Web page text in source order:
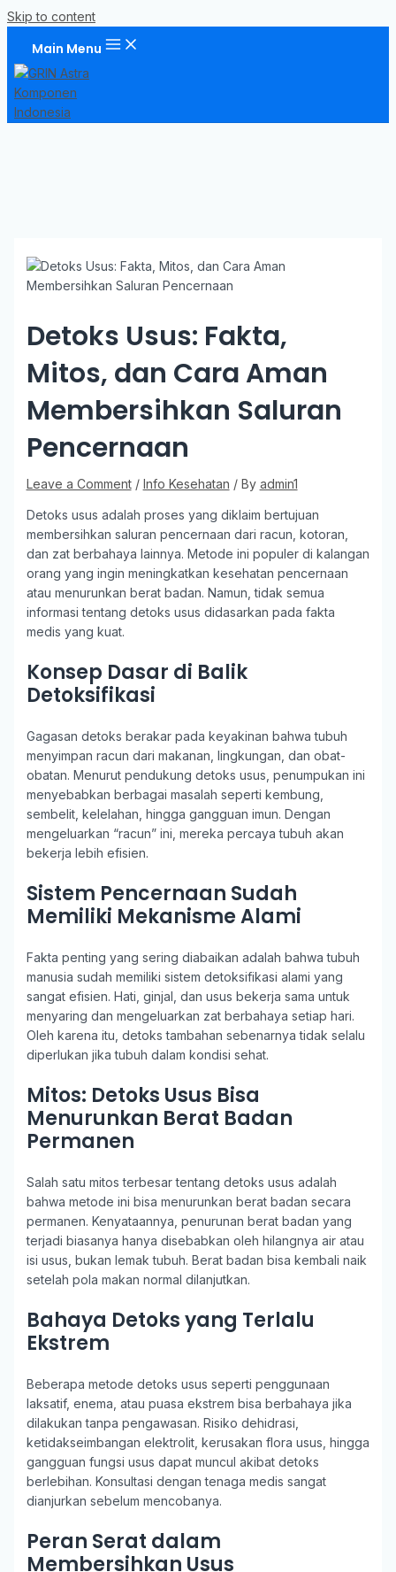
Skip to content
Main Menu
Detoks Usus: Fakta,
Mitos, dan Cara Aman
Membersihkan Saluran
Pencernaan
Leave a Comment / Info Kesehatan / By admin1
Detoks usus adalah proses yang diklaim bertujuan
membersihkan saluran pencernaan dari racun, kotoran,
dan zat berbahaya lainnya. Metode ini populer di kalangan
orang yang ingin meningkatkan kesehatan pencernaan
atau menurunkan berat badan. Namun, tidak semua
informasi tentang detoks usus didasarkan pada fakta
medis yang kuat.
Konsep Dasar di Balik
Detoksifikasi
Gagasan detoks berakar pada keyakinan bahwa tubuh
menyimpan racun dari makanan, lingkungan, dan obat-
obatan. Menurut pendukung detoks usus, penumpukan ini
menyebabkan berbagai masalah seperti kembung,
sembelit, kelelahan, hingga gangguan imun. Dengan
mengeluarkan “racun” ini, mereka percaya tubuh akan
bekerja lebih efisien.
Sistem Pencernaan Sudah
Memiliki Mekanisme Alami
Fakta penting yang sering diabaikan adalah bahwa tubuh
manusia sudah memiliki sistem detoksifikasi alami yang
sangat efisien. Hati, ginjal, dan usus bekerja sama untuk
menyaring dan mengeluarkan zat berbahaya setiap hari.
Oleh karena itu, detoks tambahan sebenarnya tidak selalu
diperlukan jika tubuh dalam kondisi sehat.
Mitos: Detoks Usus Bisa
Menurunkan Berat Badan
Permanen
Salah satu mitos terbesar tentang detoks usus adalah
bahwa metode ini bisa menurunkan berat badan secara
permanen. Kenyataannya, penurunan berat badan yang
terjadi biasanya hanya disebabkan oleh hilangnya air atau
isi usus, bukan lemak tubuh. Berat badan bisa kembali naik
setelah pola makan normal dilanjutkan.
Bahaya Detoks yang Terlalu
Ekstrem
Beberapa metode detoks usus seperti penggunaan
laksatif, enema, atau puasa ekstrem bisa berbahaya jika
dilakukan tanpa pengawasan. Risiko dehidrasi,
ketidakseimbangan elektrolit, kerusakan flora usus, hingga
gangguan fungsi usus dapat muncul akibat detoks
berlebihan. Konsultasi dengan tenaga medis sangat
dianjurkan sebelum mencobanya.
Peran Serat dalam
Membersihkan Usus